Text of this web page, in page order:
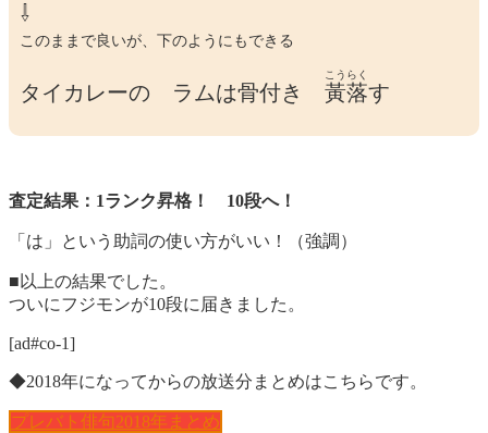
⇩
このままで良いが、下のようにもできる
タイカレーの ラムは骨付き 黃落
こうらく
す
査定結果：1ランク昇格！ 10段へ！
「は」という助詞の使い方がいい！（強調）
■以上の結果でした。
ついにフジモンが10段に届きました。
[ad#co-1]
◆2018年になってからの放送分まとめはこちらです。
プレバト俳句2018年まとめ